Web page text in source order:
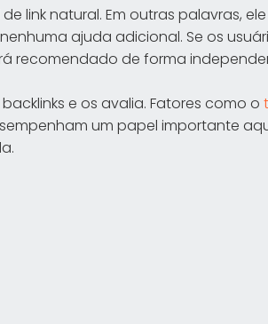
link natural. Em outras palavras,
ajuda adicional. Se os
recomendado de forma
e os avalia. Fatores como o
um papel importante